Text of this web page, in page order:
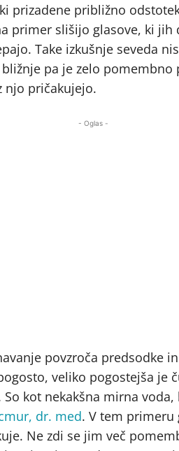
prizadene približno
primer slišijo glasove, ki
Take izkušnje seveda
pa je zelo
njo pričakujejo.
- Oglas -
povzroča predsodke
veliko pogostejša je
kot nekakšna mirna
dr. med. V tem
Ne zdi se jim več